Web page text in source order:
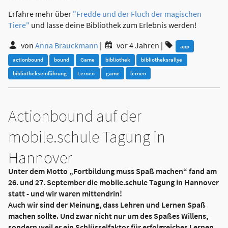
Erfahre mehr über "Fredde und der Fluch der magischen
Tiere" und lasse deine Bibliothek zum Erlebnis werden!
vonAnna Brauckmann | vor 4 Jahren |
app
actionbound
bound Game bibliothek
bibliotheksrallye
bibliothekseinführung
Lernen game lernen
Actionbound auf der
mobile.schule Tagung in
Hannover
Unter dem Motto „Fortbildung muss Spaß machen“ fand am
26. und 27. September die mobile.schule Tagung in Hannover
statt - und wir waren mittendrin!
Auch wir sind der Meinung, dass Lehren und Lernen Spaß
machen sollte. Und zwar nicht nur um des Spaßes Willens,